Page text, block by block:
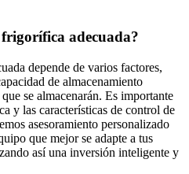
adecuada?
depende de varios factores,
de almacenamiento
se almacenarán. Es importante
y las características de control de
asesoramiento personalizado
que mejor se adapte a tus
así una inversión inteligente y